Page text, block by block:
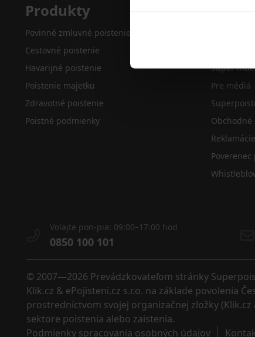
Produkty
Povinné zmluvné poistenie
Cestovné poistenie
Havarijné poistenie
Poistenie majetku
Zdravotné poistenie
Poistné podmienky
Super
Pre médiá
Reklamácie
Volajte pon-pia: 09:00–17:00 hod
0850 100 101
© 2007—2026 Prevádzkovateľom stránky
Klik.cz & ePojisteni.cz s.r.o. na základe povolenia
prostredníctvom svojej organizačnej zložky
sektore poistenia alebo zaistenia.
Podmienky spracovania osobných údajov